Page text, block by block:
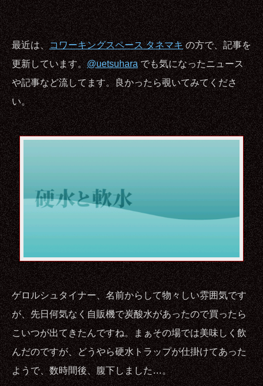
最近は、コワーキングスペース タネマキの方で、記事を
更新しています。@uetsuharaでも気になったニュース
や記事など流してます。良かったら覗いてみてくださ
い。
ゲロルシュタイナー、名前からして物々しい雰囲気です
が、先日何気なく自販機で炭酸水があったので買ったら
こいつが出てきたんですね。まぁその場では美味しく飲
んだのですが、どうやら硬水トラップが仕掛けてあった
ようで、数時間後、腹下しました…。